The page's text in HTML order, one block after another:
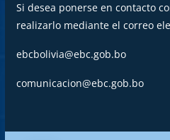
Si desea ponerse en contacto
realizarlo mediante el correo
ebcbolivia@ebc.gob.bo
comunicacion@ebc.gob.bo